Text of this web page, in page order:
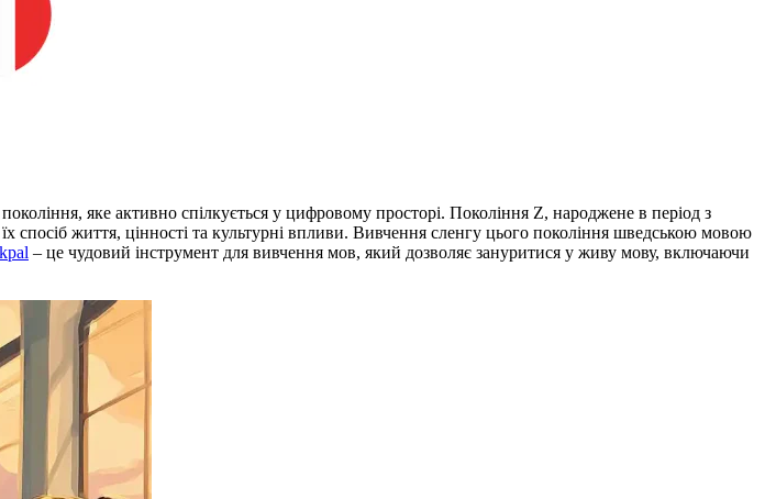
яке активно спілкується у цифровому просторі. Покоління Z, народжене в період з
спосіб життя, цінності та культурні впливи. Вивчення сленгу цього покоління шведською мовою
– це чудовий інструмент для вивчення мов, який дозволяє зануритися у живу мову, включаючи